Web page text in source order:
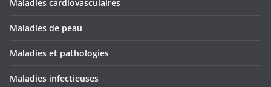
Maladies cardiovasculaires
Maladies de peau
Maladies et pathologies
Maladies infectieuses